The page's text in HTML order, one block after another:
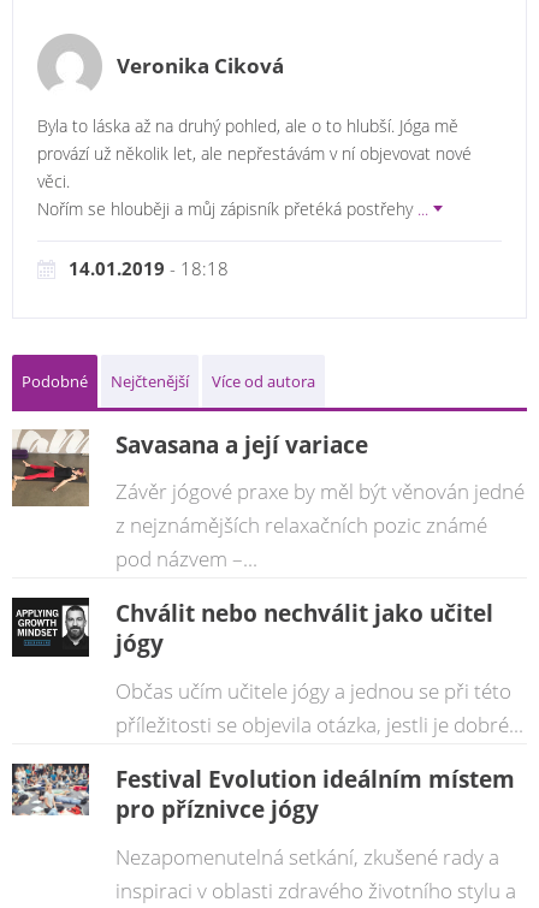
Veronika Ciková
Byla to láska až na druhý pohled, ale o to hlubší. Jóga mě
provází už několik let, ale nepřestávám v ní objevovat nové
věci.
Nořím se hlouběji a můj zápisník přetéká postřehy ...
14.01.2019 - 18:18
Podobné Nejčtenější Více od autora
Savasana a její variace
Závěr jógové praxe by měl být věnován jedné
z nejznámějších relaxačních pozic známé
pod názvem –...
Chválit nebo nechválit jako učitel
jógy
Občas učím učitele jógy a jednou se při této
příležitosti se objevila otázka, jestli je dobré...
Festival Evolution ideálním místem
pro příznivce jógy
Nezapomenutelná setkání, zkušené rady a
inspiraci v oblasti zdravého životního stylu a